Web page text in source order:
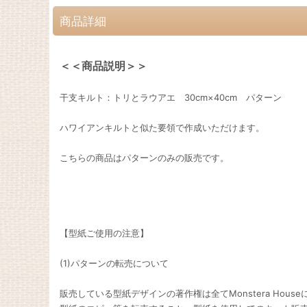
商品詳細
＜＜商品説明＞＞
干支キルト：トリとラウアエ 30cm×40cm パターン
ハワイアンキルトと似た要領で作成いただけます。
こちらの商品はパターンのみの販売です。
【型紙ご使用の注意】
(1)パターンの転売について
販売している型紙デザインの著作権は全てMonstera Houseに